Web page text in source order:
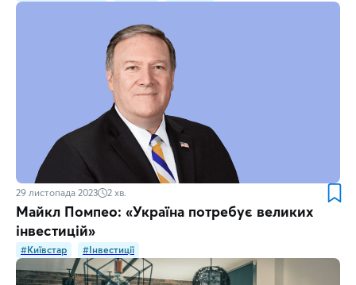
29 листопада 2023 2 хв.
Майкл Помпео: «Україна потребує великих
інвестицій»
#Київстар #Інвестиції